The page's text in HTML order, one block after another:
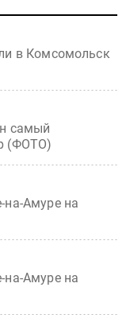
в Комсомольск
самый
(ФОТО)
на-Амуре на
на-Амуре на